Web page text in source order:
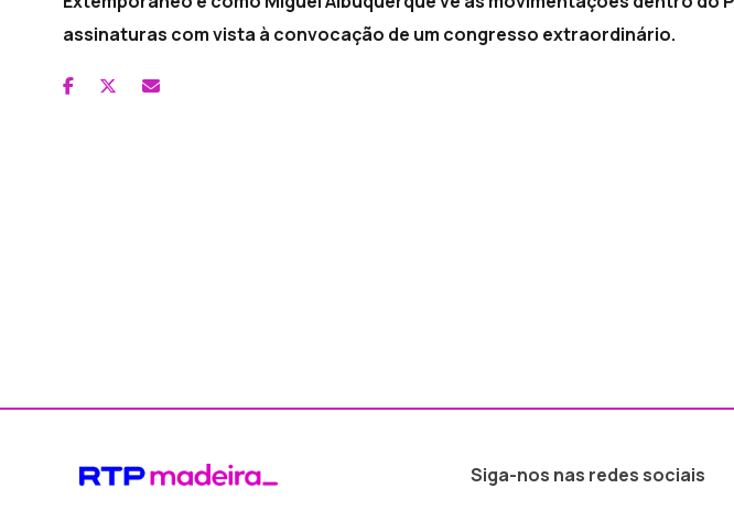
assinaturas com vista à convocação de um congresso extraordinário.
Siga-nos nas redes sociais